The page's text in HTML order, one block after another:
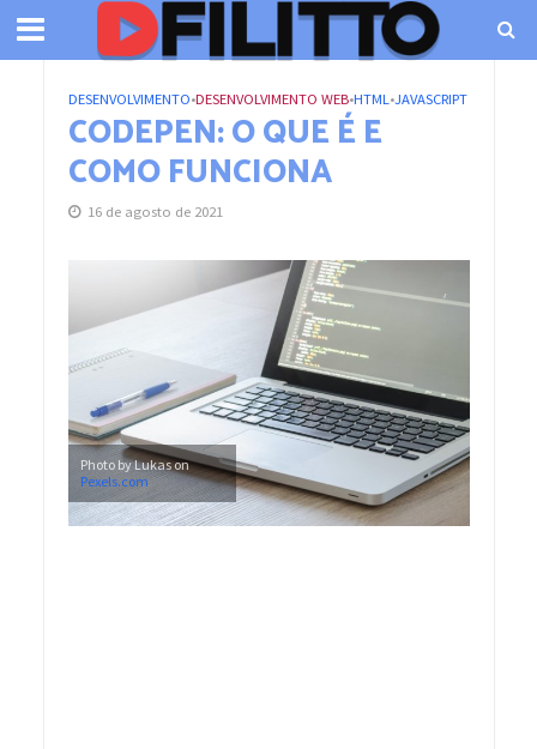
DESENVOLVIMENTO•DESENVOLVIMENTO WEB•HTML•JAVASCRIPT
CODEPEN: O QUE É E
COMO FUNCIONA
16 de agosto de 2021
Photo by Lukas on
Pexels.com